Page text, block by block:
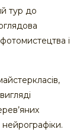
тур до
і
нейрографіки.